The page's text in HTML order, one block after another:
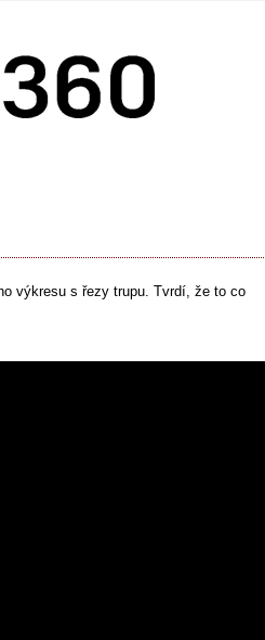
výkresu s řezy trupu. Tvrdí, že to co